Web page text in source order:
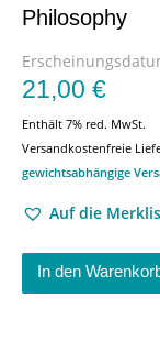
Philosophy
21,00 €
Enthält 7% red. MwSt.
Versandkostenfreie
gewichtsabhängige
Auf die
In den